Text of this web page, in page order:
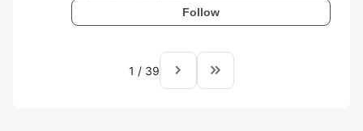
Follow
1 / 39 navigate_next keyboard_double_arrow_right